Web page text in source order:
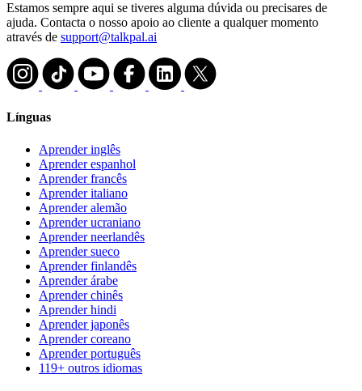
Estamos sempre aqui se tiveres alguma dúvida ou precisares de
ajuda. Contacta o nosso apoio ao cliente a qualquer momento
através de support@talkpal.ai
Línguas
Aprender inglês
Aprender espanhol
Aprender francês
Aprender italiano
Aprender alemão
Aprender ucraniano
Aprender neerlandês
Aprender sueco
Aprender finlandês
Aprender árabe
Aprender chinês
Aprender hindi
Aprender japonês
Aprender coreano
Aprender português
119+ outros idiomas